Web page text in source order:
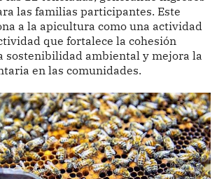
las familias participantes. Este
a la apicultura como una actividad
que fortalece la cohesión
sostenibilidad ambiental y mejora la
en las comunidades.